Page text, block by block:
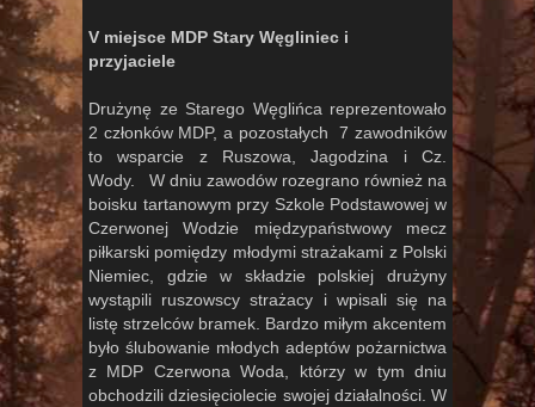
V miejsce MDP Stary Węgliniec i
przyjaciele
Drużynę ze Starego Węglińca reprezentowało
2 członków MDP, a pozostałych 7 zawodników
to wsparcie z Ruszowa, Jagodzina i Cz.
Wody. W dniu zawodów rozegrano również na
boisku tartanowym przy Szkole Podstawowej w
Czerwonej Wodzie międzypaństwowy mecz
piłkarski pomiędzy młodymi strażakami z Polski
Niemiec, gdzie w składzie polskiej drużyny
wystąpili ruszowscy strażacy i wpisali się na
listę strzelców bramek. Bardzo miłym akcentem
było ślubowanie młodych adeptów pożarnictwa
z MDP Czerwona Woda, którzy w tym dniu
obchodzili dziesięciolecie swojej działalności. W